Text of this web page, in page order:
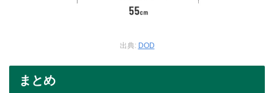
出典: DOD
まとめ